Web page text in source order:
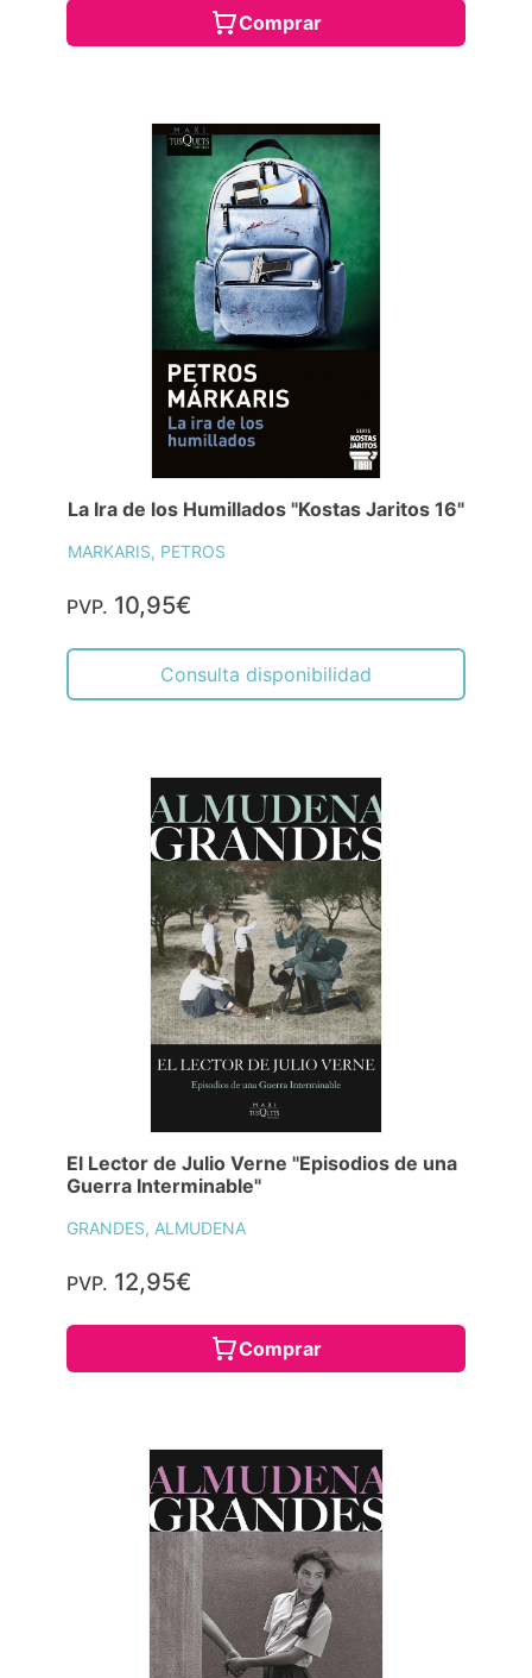
Comprar
La Ira de los Humillados "Kostas Jaritos 16"
MARKARIS, PETROS
PVP. 10,95€
Consulta disponibilidad
El Lector de Julio Verne "Episodios de una
Guerra Interminable"
GRANDES, ALMUDENA
PVP. 12,95€
Comprar